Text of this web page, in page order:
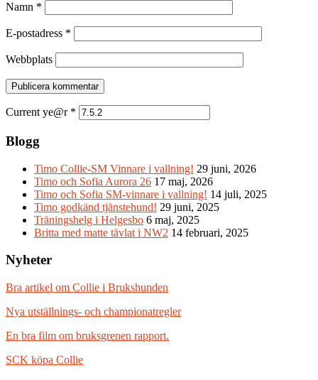
Namn *
E-postadress *
Webbplats
Current ye@r *
Blogg
Timo Collie-SM Vinnare i vallning! 29 juni, 2026
Timo och Sofia Aurora 26 17 maj, 2026
Timo och Sofia SM-vinnare i vallning! 14 juli, 2025
Timo godkänd tjänstehund! 29 juni, 2025
Träningshelg i Helgesbo 6 maj, 2025
Britta med matte tävlat i NW2 14 februari, 2025
Nyheter
Bra artikel om Collie i Brukshunden
Nya utställnings- och championatregler
En bra film om bruksgrenen rapport.
SCK köpa Collie